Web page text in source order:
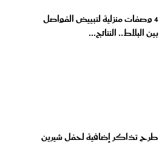
4 وصفات منزلية لتبييض الفواصل
بين البلاط.. النتائج...
طرح تذاكر إضافية لحفل شيرين